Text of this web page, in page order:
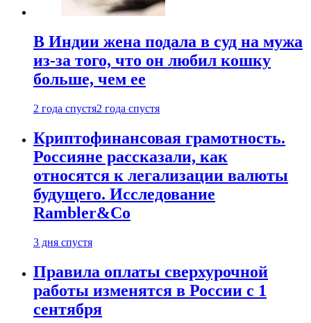
В Индии жена подала в суд на мужа
из-за того, что он любил кошку
больше, чем ее
2 года спустя2 года спустя
Криптофинансовая грамотность.
Россияне рассказали, как
относятся к легализации валюты
будущего. Исследование
Rambler&Co
3 дня спустя
Правила оплаты сверхурочной
работы изменятся в России с 1
сентября